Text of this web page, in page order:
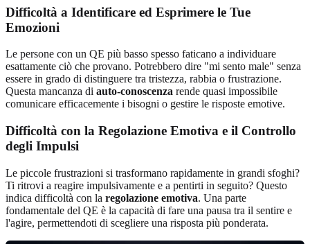
Difficoltà a Identificare ed Esprimere le Tue
Emozioni
Le persone con un QE più basso spesso faticano a individuare
esattamente ciò che provano. Potrebbero dire "mi sento male" senza
essere in grado di distinguere tra tristezza, rabbia o frustrazione.
Questa mancanza di auto-conoscenza rende quasi impossibile
comunicare efficacemente i bisogni o gestire le risposte emotive.
Difficoltà con la Regolazione Emotiva e il Controllo
degli Impulsi
Le piccole frustrazioni si trasformano rapidamente in grandi sfoghi?
Ti ritrovi a reagire impulsivamente e a pentirti in seguito? Questo
indica difficoltà con la regolazione emotiva. Una parte
fondamentale del QE è la capacità di fare una pausa tra il sentire e
l'agire, permettendoti di scegliere una risposta più ponderata.